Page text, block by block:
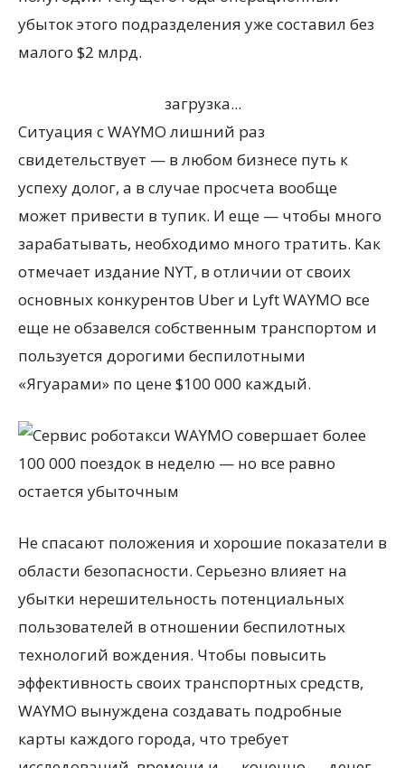
убыток этого подразделения уже составил без
малого $2 млрд.
загрузка...
Ситуация с WAYMO лишний раз
свидетельствует — в любом бизнесе путь к
успеху долог, а в случае просчета вообще
может привести в тупик. И еще — чтобы много
зарабатывать, необходимо много тратить. Как
отмечает издание NYT, в отличии от своих
основных конкурентов Uber и Lyft WAYMO все
еще не обзавелся собственным транспортом и
пользуется дорогими беспилотными
«Ягуарами» по цене $100 000 каждый.
Не спасают положения и хорошие показатели в
области безопасности. Серьезно влияет на
убытки нерешительность потенциальных
пользователей в отношении беспилотных
технологий вождения. Чтобы повысить
эффективность своих транспортных средств,
WAYMO вынуждена создавать подробные
карты каждого города, что требует